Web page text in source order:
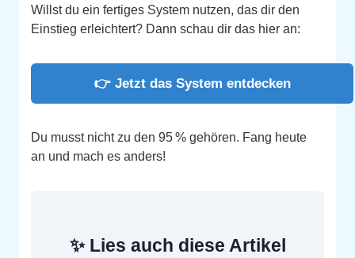
Willst du ein fertiges System nutzen, das dir den
Einstieg erleichtert? Dann schau dir das hier an:
👉 Jetzt das System entdecken
Du musst nicht zu den 95 % gehören. Fang heute
an und mach es anders!
✨ Lies auch diese Artikel